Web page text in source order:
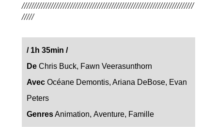
///////////////////////////////////////////////////////////////////////
/////
/1h 35min /
DeChris Buck, Fawn Veerasunthorn
AvecOcéane Demontis, Ariana DeBose, Evan
Peters
GenresAnimation, Aventure, Famille